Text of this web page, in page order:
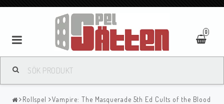
0
Rollspel
Vampire: The Masquerade 5th Ed Cults of the Blood